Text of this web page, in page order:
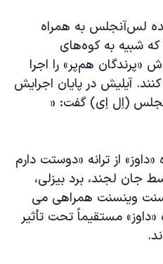
لس‌آنجلس به همراه
شبیه به کوه‌های
هم‌پر» را اجرا
آیلیش در پایان اجرایش
(اِل اِی) گفت: «
از ترانه «دوستت دارم
جان لجند، برد بیزلی،
سنت وینسنت همراهی می
مستقیماً تحت تأثیر